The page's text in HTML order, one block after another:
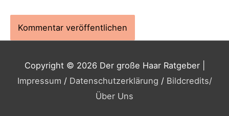
Copyright © 2026 Der große Haar Ratgeber|
Impressum / Datenschutzerklärung / Bildcredits/
Über Uns